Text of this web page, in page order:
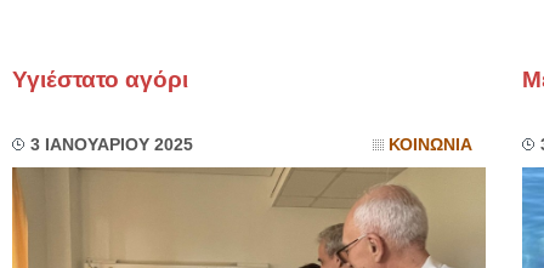
Υγιέστατο αγόρι
3 ΙΑΝΟΥΑΡΙΟΥ 2025 ΚΟΙΝΩΝΙΑ